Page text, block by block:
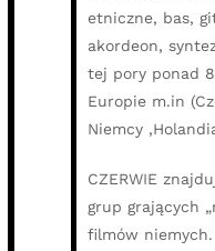
etniczne, bas,
akordeon,
tej pory ponad
Europie m.in
Niemcy
CZERWIE
grup grających
filmów niemych.